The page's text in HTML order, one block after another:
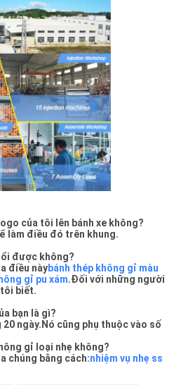
của tôi lên bánh xe không?
làm điều đó trên khung.
được không?
điều nàybánh thép không gỉ màu
gỉ pu xám.Đối với những người
tôi biết.
bạn là gì?
ngày.Nó cũng phụ thuộc vào số
gỉ loại nhẹ không?
chúng bằng cách:nhiệm vụ nhẹ ss